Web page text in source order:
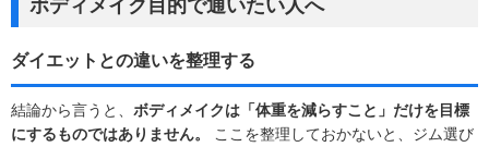
ボディメイク目的で通いたい人へ
ダイエットとの違いを整理する
結論から言うと、 ボディメイクは「体重を減らすこと」だけを目標
にするものではありません。
ここを整理しておかないと、ジム選び